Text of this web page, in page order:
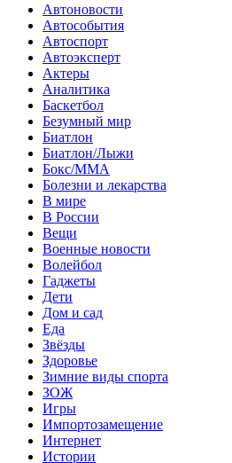
Автоновости
Автособытия
Автоспорт
Автоэксперт
Актеры
Аналитика
Баскетбол
Безумный мир
Биатлон
Биатлон/Лыжи
Бокс/MMA
Болезни и лекарства
В мире
В России
Вещи
Военные новости
Волейбол
Гаджеты
Дети
Дом и сад
Еда
Звёзды
Здоровье
Зимние виды спорта
ЗОЖ
Игры
Импортозамещение
Интернет
Истории